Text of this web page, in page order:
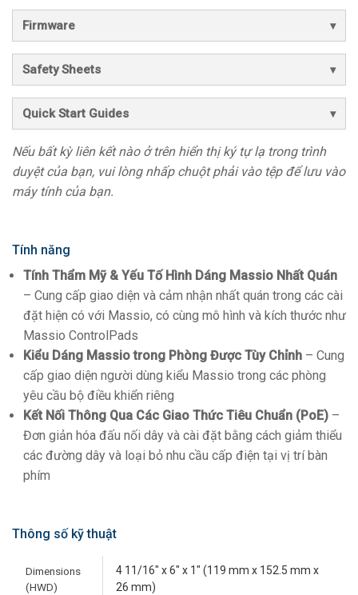
Firmware
Safety Sheets
Quick Start Guides
Nếu bất kỳ liên kết nào ở trên hiển thị ký tự lạ trong trình
duyệt của bạn, vui lòng nhấp chuột phải vào tệp để lưu vào
máy tính của bạn.
Tính năng
Tính Thẩm Mỹ & Yếu Tố Hình Dáng Massio Nhất Quán
– Cung cấp giao diện và cảm nhận nhất quán trong các cài
đặt hiện có với Massio, có cùng mô hình và kích thước như
Massio ControlPads
Kiểu Dáng Massio trong Phòng Được Tùy Chỉnh – Cung
cấp giao diện người dùng kiểu Massio trong các phòng
yêu cầu bộ điều khiển riêng
Kết Nối Thông Qua Các Giao Thức Tiêu Chuẩn (PoE) –
Đơn giản hóa đấu nối dây và cài đặt bằng cách giảm thiểu
các đường dây và loại bỏ nhu cầu cấp điện tại vị trí bàn
phím
Thông số kỹ thuật
Dimensions
(HWD)
4 11/16" x 6" x 1" (119 mm x 152.5 mm x
26 mm)